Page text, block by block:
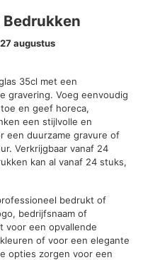
augustus
35cl met een
gravering. Voeg eenvoudig
en geef horeca,
een stijlvolle en
een duurzame gravure of
Verkrijgbaar vanaf 24
kan al vanaf 24 stuks,
bedrukt of
bedrijfsnaam of
voor een opvallende
of voor een elegante
opties zorgen voor een